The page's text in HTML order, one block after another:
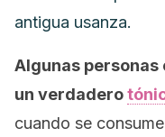
antigua usanza.
Algunas
un verdadero
cuando se